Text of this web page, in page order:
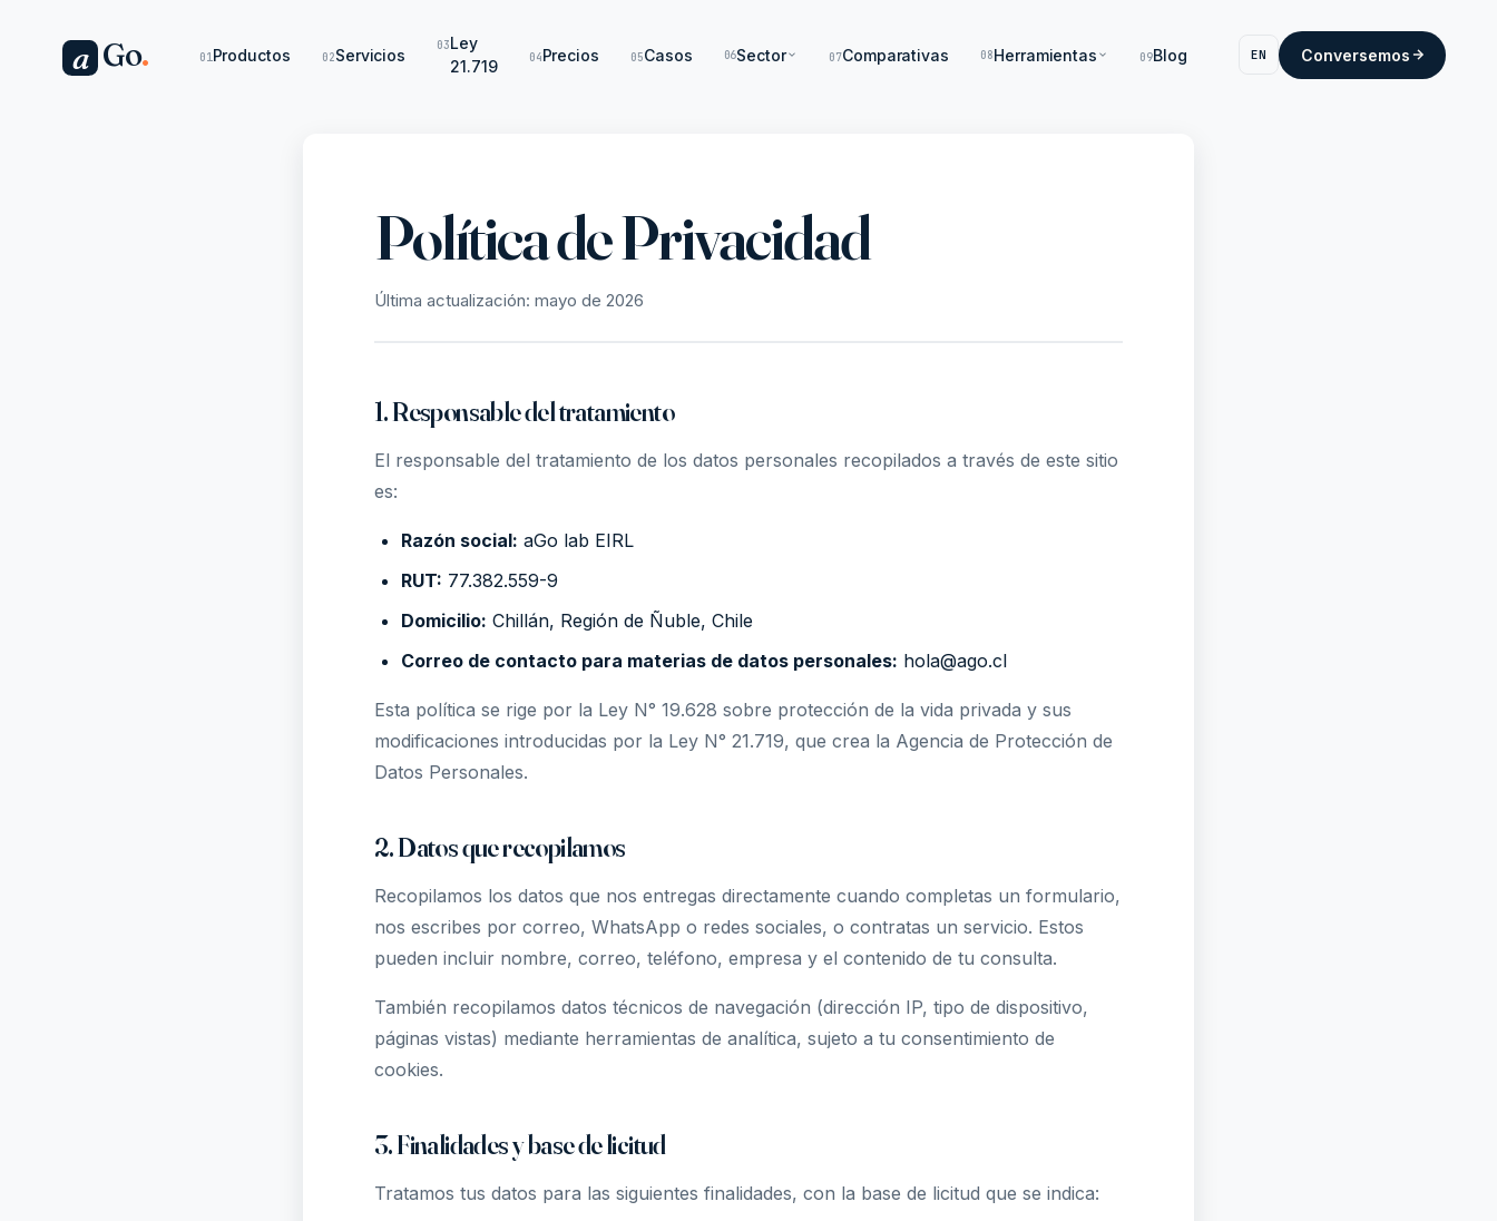
a Go. 01 Productos 02Servicios 03Ley
21.719
04Precios 05Casos 06Sector 07Comparativas 08Herramientas 09Blog EN Conversemos
Política de Privacidad
Última actualización: mayo de 2026
1. Responsable del tratamiento
El responsable del tratamiento de los datos personales recopilados a través de este sitio
es:
Razón social: aGo lab EIRL
RUT: 77.382.559-9
Domicilio: Chillán, Región de Ñuble, Chile
Correo de contacto para materias de datos personales: hola@ago.cl
Esta política se rige por la Ley N° 19.628 sobre protección de la vida privada y sus
modificaciones introducidas por la Ley N° 21.719, que crea la Agencia de Protección de
Datos Personales.
2. Datos que recopilamos
Recopilamos los datos que nos entregas directamente cuando completas un formulario,
nos escribes por correo, WhatsApp o redes sociales, o contratas un servicio. Estos
pueden incluir nombre, correo, teléfono, empresa y el contenido de tu consulta.
También recopilamos datos técnicos de navegación (dirección IP, tipo de dispositivo,
páginas vistas) mediante herramientas de analítica, sujeto a tu consentimiento de
cookies.
3. Finalidades y base de licitud
Tratamos tus datos para las siguientes finalidades, con la base de licitud que se indica: